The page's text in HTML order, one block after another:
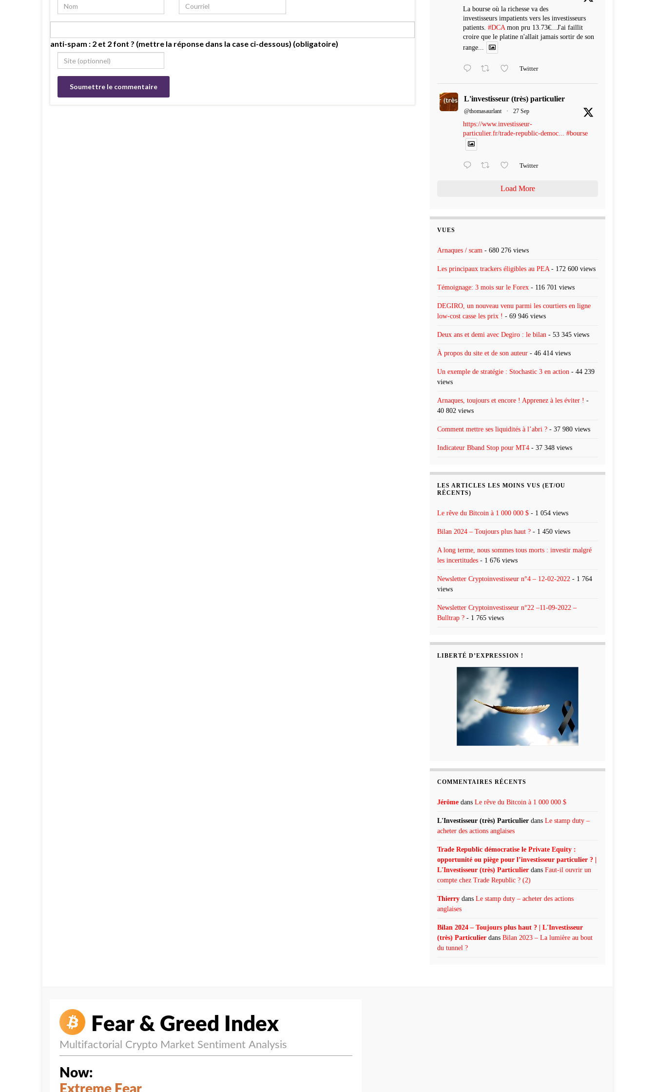
anti-spam : 2 et 2 font ? (mettre la réponse dans la case ci-dessous) (obligatoire)
La bourse où la richesse va des
investisseurs impatients vers les investisseurs
patients. #DCAmon pru 13.73€...J'ai faillit
croire que le platine n'allait jamais sortir de son
range...
Twitter
L'investisseur (très) particulier
@thomasaurlant · 27 Sep
https://www.investisseur-
particulier.fr/trade-republic-democ... #bourse
Twitter
Load More
VUES
Arnaques / scam - 680 276 views
Les principaux trackers éligibles au PEA - 172 600 views
Témoignage: 3 mois sur le Forex - 116 701 views
DEGIRO, un nouveau venu parmi les courtiers en ligne
low-cost casse les prix ! - 69 946 views
Deux ans et demi avec Degiro : le bilan - 53 345 views
À propos du site et de son auteur - 46 414 views
Un exemple de stratégie : Stochastic 3 en action - 44 239
views
Arnaques, toujours et encore ! Apprenez à les éviter ! -
40 802 views
Comment mettre ses liquidités à l’abri ? - 37 980 views
Indicateur Bband Stop pour MT4 - 37 348 views
LES ARTICLES LES MOINS VUS (ET/OU
RÉCENTS)
Le rêve du Bitcoin à 1 000 000 $ - 1 054 views
Bilan 2024 – Toujours plus haut ? - 1 450 views
A long terme, nous sommes tous morts : investir malgré
les incertitudes - 1 676 views
Newsletter Cryptoinvestisseur n°4 – 12-02-2022 - 1 764
views
Newsletter Cryptoinvestisseur n°22 –11-09-2022 –
Bulltrap ? - 1 765 views
LIBERTÉ D’EXPRESSION !
COMMENTAIRES RÉCENTS
Jérôme dans Le rêve du Bitcoin à 1 000 000 $
L'Investisseur (très) Particulier dans Le stamp duty –
acheter des actions anglaises
Trade Republic démocratise le Private Equity :
opportunité ou piège pour l’investisseur particulier ? |
L'Investisseur (très) Particulier dans Faut-il ouvrir un
compte chez Trade Republic ? (2)
Thierry dans Le stamp duty – acheter des actions
anglaises
Bilan 2024 – Toujours plus haut ? | L'Investisseur
(très) Particulier dans Bilan 2023 – La lumière au bout
du tunnel ?